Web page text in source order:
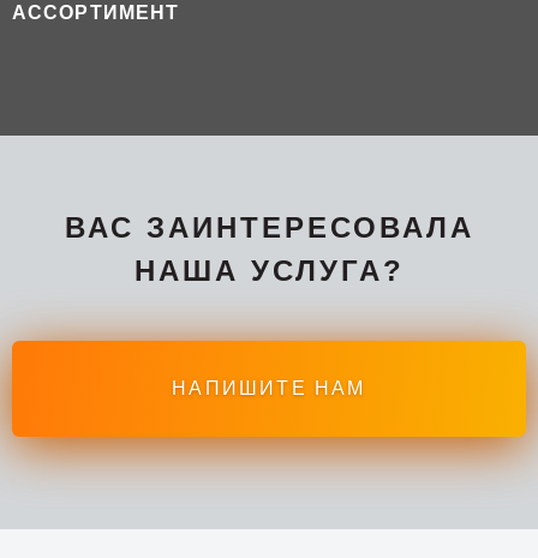
АССОРТИМЕНТ
ВАС ЗАИНТЕРЕСОВАЛА
НАША УСЛУГА?
НАПИШИТЕ НАМ